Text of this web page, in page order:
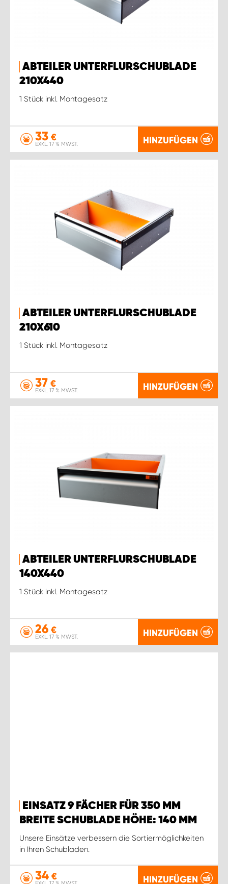
ABTEILER UNTERFLURSCHUBLADE
210X440
1 Stück inkl. Montagesatz
33 €
EXKL. 17 % MWST. HINZUFÜGEN
ABTEILER UNTERFLURSCHUBLADE
210X610
1 Stück inkl. Montagesatz
37 €
EXKL. 17 % MWST. HINZUFÜGEN
ABTEILER UNTERFLURSCHUBLADE
140X440
1 Stück inkl. Montagesatz
26 €
EXKL. 17 % MWST. HINZUFÜGEN
EINSATZ 9 FÄCHER FÜR 350 MM
BREITE SCHUBLADE HÖHE: 140 MM
Unsere Einsätze verbessern die Sortiermöglichkeiten
in Ihren Schubladen.
34 € HINZUFÜGEN